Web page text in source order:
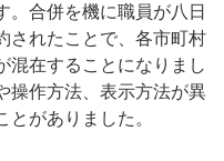
。合併を機に職員が八日
されたことで、各市町村
混在することになりまし
操作方法、表示方法が異
がありました。